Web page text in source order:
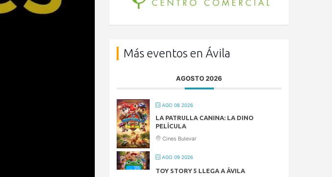
Más eventos en Ávila
AGOSTO 2026
AGO 08 2026
LA PATRULLA CANINA: LA DINO
PELÍCULA
Cines Bulevar
AGO 09 2026
TOY STORY 5 LLEGA A ÁVILA